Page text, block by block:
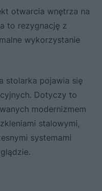
otwarcia wnętrza na
to rezygnację z
wykorzystanie
stolarka pojawia się
Dotyczy to
modernizmem
stalowymi,
systemami